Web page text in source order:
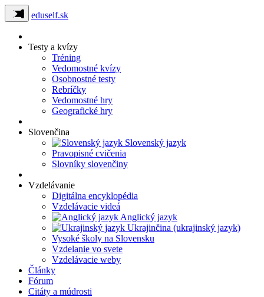
eduself.sk
Testy a kvízy
Tréning
Vedomostné kvízy
Osobnostné testy
Rebríčky
Vedomostné hry
Geografické hry
Slovenčina
Slovenský jazyk
Pravopisné cvičenia
Slovníky slovenčiny
Vzdelávanie
Digitálna encyklopédia
Vzdelávacie videá
Anglický jazyk
Ukrajinčina (ukrajinský jazyk)
Vysoké školy na Slovensku
Vzdelanie vo svete
Vzdelávacie weby
Články
Fórum
Citáty a múdrosti